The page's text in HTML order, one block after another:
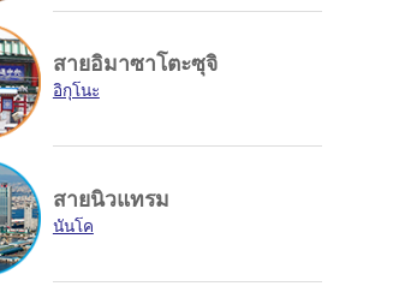
สายอิมาซาโตะซุจิ
อิกุโนะ
สายนิวแทรม
นันโค